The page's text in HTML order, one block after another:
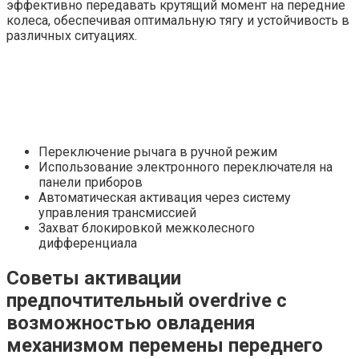
эффективно передавать крутящий момент на передние
колеса, обеспечивая оптимальную тягу и устойчивость в
различных ситуациях.
Переключение рычага в ручной режим
Использование электронного переключателя на
панели приборов
Автоматическая активация через систему
управления трансмиссией
Захват блокировкой межколесного
дифференциала
Советы активации
предпочтительный overdrive с
возможностью овладения
механизмом перемены переднего